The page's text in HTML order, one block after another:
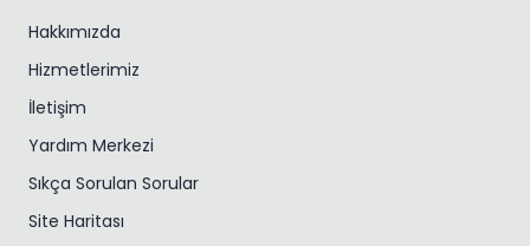
Hakkımızda
Hizmetlerimiz
İletişim
Yardım Merkezi
Sıkça Sorulan Sorular
Site Haritası